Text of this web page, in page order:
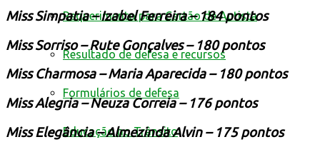
Requerimento para Cartão de Autista
Resultado de defesa e recursos
Formulários de defesa
Educação no Trânsito
Miss Simpatia – Izabel Ferreira – 184 pontos
Miss Sorriso – Rute Gonçalves – 180 pontos
Miss Charmosa – Maria Aparecida – 180 pontos
Miss Alegria – Neuza Correia – 176 pontos
Miss Elegância – Almezinda Alvin – 175 pontos